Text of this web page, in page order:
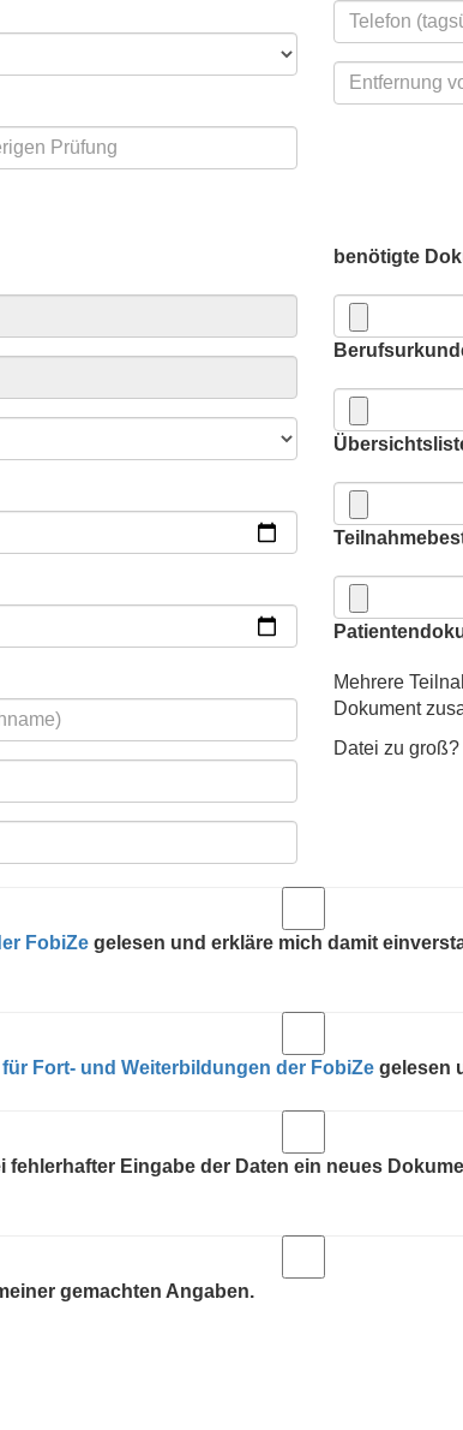
benötigte
Mehrere
Dokument
Datei zu
FobiZe gelesen und erkläre mich damit
Fort- und Weiterbildungen der FobiZe gelesen
fehlerhafter Eingabe der Daten ein neues
gemachten Angaben.